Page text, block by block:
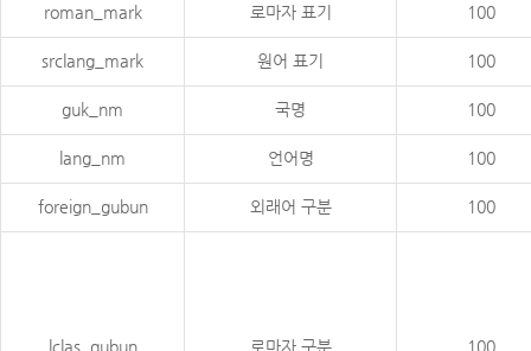
roman_mark 로마자 표기 100
srclang_mark 원어 표기 100
guk_nm 국명 100
lang_nm 언어명 100
foreign_gubun 외래어 구분 100
lclas_gubun 로마자 구분 100